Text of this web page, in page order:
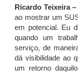
Ricardo Teixeira –
ao mostrar um
em potencial. Eu
quando um
serviço, de
dá visibilidade ao
um retorno